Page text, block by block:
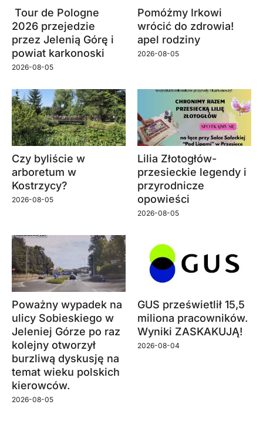
Tour de Pologne
2026 przejedzie
przez Jelenią Górę i
powiat karkonoski
2026-08-05
Pomóżmy Irkowi
wrócić do zdrowia!
apel rodziny
2026-08-05
Czy byliście w
arboretum w
Kostrzycy?
2026-08-05
Lilia Złotogłów-
przesieckie legendy i
przyrodnicze
opowieści
2026-08-05
Poważny wypadek na
ulicy Sobieskiego w
Jeleniej Górze po raz
kolejny otworzył
burzliwą dyskusję na
temat wieku polskich
kierowców.
2026-08-05
GUS prześwietlił 15,5
miliona pracowników.
Wyniki ZASKAKUJĄ!
2026-08-04